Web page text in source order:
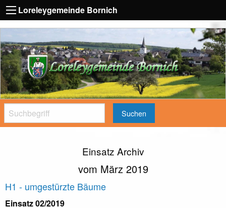
Loreleygemeinde Bornich
Suchen
Einsatz Archiv
vom März 2019
H1 - umgestürzte Bäume
Einsatz 02/2019